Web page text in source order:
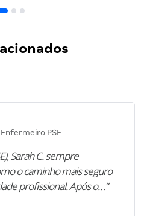
PSF
Sarah C. sempre
o caminho mais seguro
profissional. Após o…”